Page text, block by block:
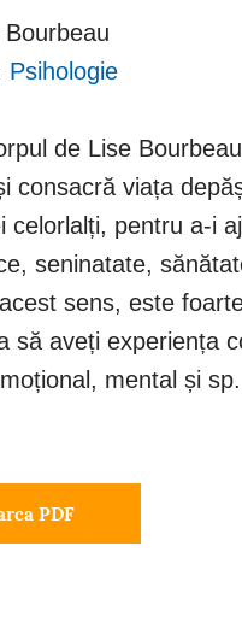
Bourbeau
Psihologie
de Lise
consacră viața
celorlalți, pentru a-i
seninatate,
sens, este
să aveți experiența
mental și
PDF